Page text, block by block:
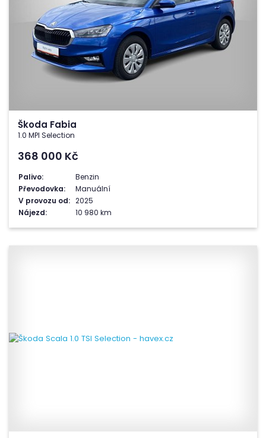
Škoda Fabia
1.0 MPI Selection
368 000 Kč
Palivo:
Benzin
Převodovka:
Manuální
V provozu od: 2025
Nájezd:
10 980 km